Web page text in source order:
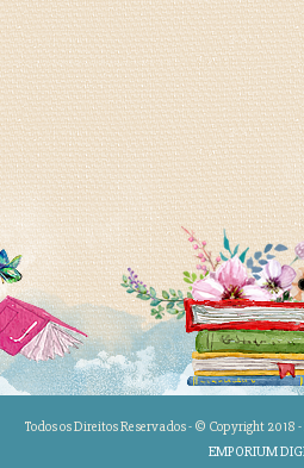
Todos os Direitos Reservados - © Copyright 2018 -
EMPORIUM